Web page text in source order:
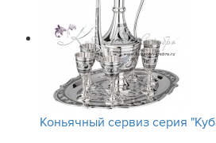
Коньячный сервиз серия